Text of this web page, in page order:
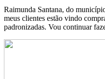
Raimunda Santana, do
meus clientes estão vindo
padronizadas. Vou continuar